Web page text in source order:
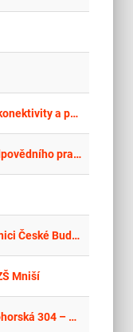
Výstavba 5G sítě včetně zajištění konektivity a podpory dodané sítě
Vybavení nového Centrálního předpovědního pracoviště síťovou infrastrukturou LAN a WIFI a obnova na to navazujících technologií
Realizace 5G kampusu pro nemocnici České Budějovice
Mniší
Odborné učebny ZŠ Ostrov, Krušnohorská 304 – Konektivita školy